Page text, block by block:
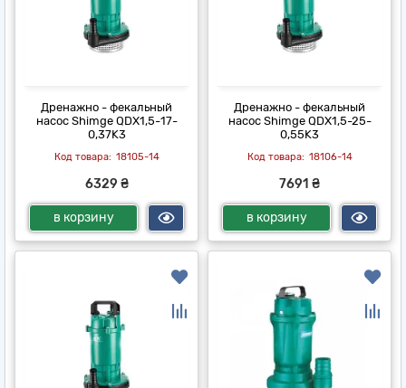
Дренажно - фекальный
насос Shimge QDX1,5-17-
0,37K3
18105-14
6329 ₴
в корзину
Дренажно - фекальный
насос Shimge QDX1,5-25-
0,55K3
18106-14
7691 ₴
в корзину